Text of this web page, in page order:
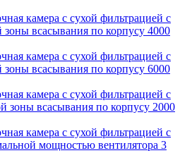
камера с сухой фильтрацией с
зоны всасывания по корпусу 4000
камера с сухой фильтрацией с
зоны всасывания по корпусу 6000
камера с сухой фильтрацией с
зоны всасывания по корпусу 2000
камера с сухой фильтрацией с
мощностью вентилятора 3